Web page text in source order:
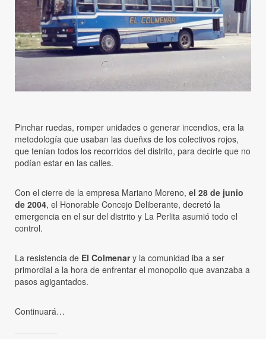
Pinchar ruedas, romper unidades o generar incendios, era la
metodología que usaban las dueñxs de los colectivos rojos,
que tenían todos los recorridos del distrito, para decirle que no
podían estar en las calles.
Con el cierre de la empresa Mariano Moreno, el 28 de junio
de 2004, el Honorable Concejo Deliberante, decretó la
emergencia en el sur del distrito y La Perlita asumió todo el
control.
La resistencia de El Colmenary la comunidad iba a ser
primordial a la hora de enfrentar el monopolio que avanzaba a
pasos agigantados.
Continuará…